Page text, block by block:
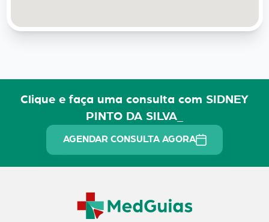
Clique e faça uma consulta com SIDNEY
PINTO DA SILVA_
AGENDAR CONSULTA AGORA